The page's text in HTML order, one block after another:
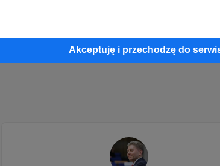
Akceptuję i przechodzę do